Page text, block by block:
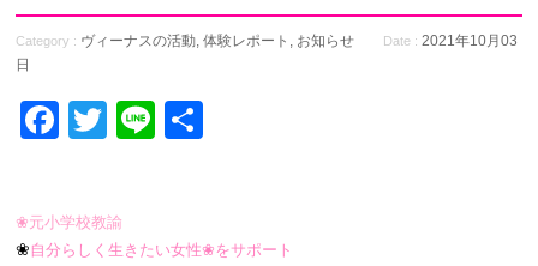
Category : ヴィーナスの活動,体験レポート , お知らせ Date : 2021年10月03
日
Facebook
Twitter
Line
❀元小学校教諭
❀自分らしく生きたい女性❀をサポート